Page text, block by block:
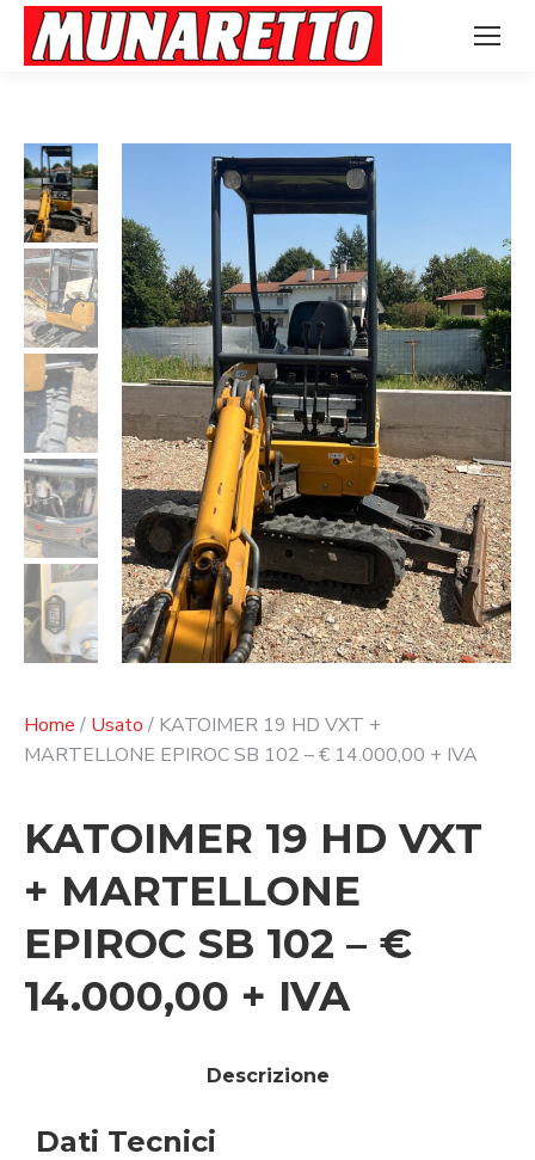
Home / Usato / KATOIMER 19 HD VXT +
MARTELLONE EPIROC SB 102 – € 14.000,00 + IVA
KATOIMER 19 HD VXT
+ MARTELLONE
EPIROC SB 102 – €
14.000,00 + IVA
Descrizione
Dati Tecnici